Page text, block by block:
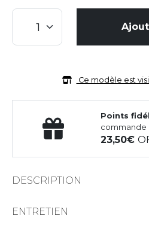
Ce modèle est
Points
commande
23,50
DESCRIPTION
ENTRETIEN